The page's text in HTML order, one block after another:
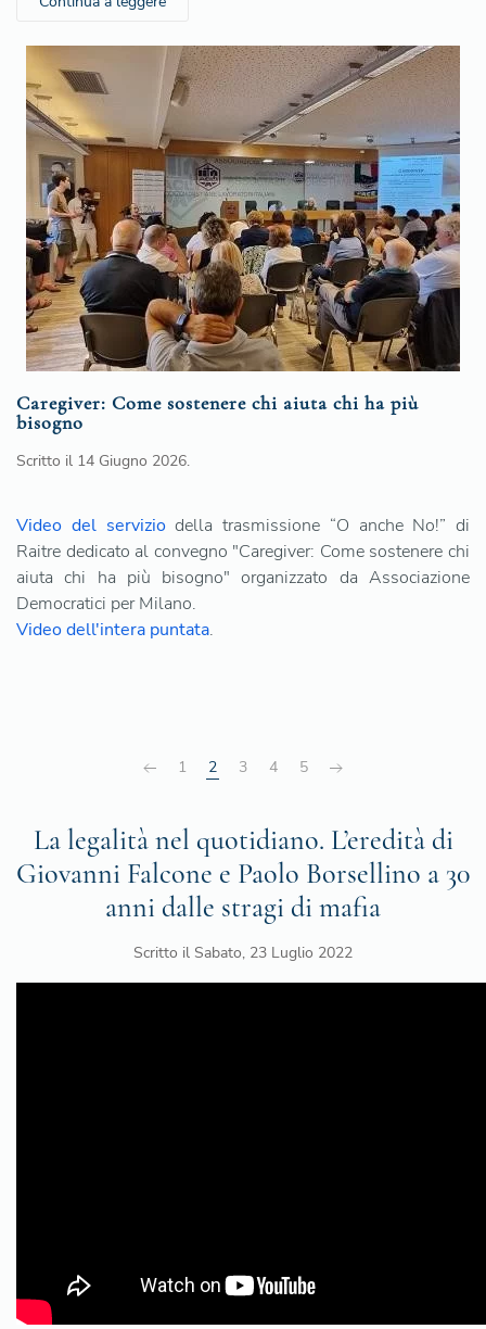
Caregiver: Come sostenere chi aiuta chi ha più
bisogno
Scritto il 14 Giugno 2026.
Video del serviziodella trasmissione “O anche No!” di
Raitre dedicato al convegno "Caregiver: Come sostenere chi
aiuta chi ha più bisogno" organizzato da Associazione
Democratici per Milano.
Video dell'intera puntata.
1 2 3 4 5
La legalità nel quotidiano. L’eredità di
Giovanni Falcone e Paolo Borsellino a 30
anni dalle stragi di mafia
Scritto il Sabato, 23 Luglio 2022